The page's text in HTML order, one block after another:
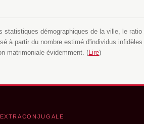
démographiques de la ville, le
à partir du nombre estimé d'individus
matrimoniale évidemment. (Lire)